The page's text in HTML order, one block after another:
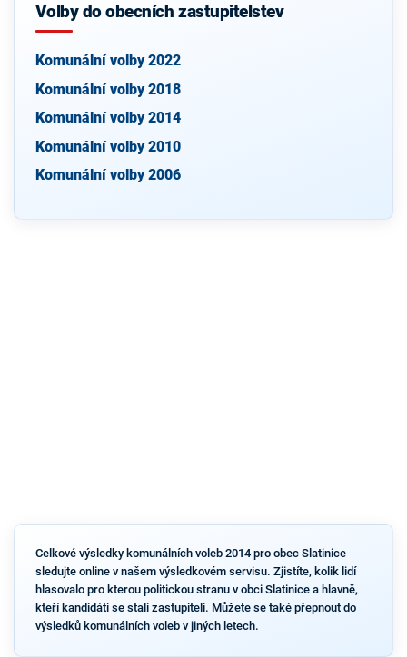
Volby do obecních zastupitelstev
Komunální volby 2022
Komunální volby 2018
Komunální volby 2014
Komunální volby 2010
Komunální volby 2006
Celkové výsledky komunálních voleb 2014 pro obec Slatinice
sledujte online v našem výsledkovém servisu. Zjistíte, kolik lidí
hlasovalo pro kterou politickou stranu v obci Slatinice a hlavně,
kteří kandidáti se stali zastupiteli. Můžete se také přepnout do
výsledků komunálních voleb v jiných letech.